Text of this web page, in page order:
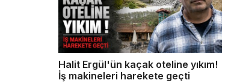
Halit Ergül'ün kaçak oteline yıkım!
İş makineleri harekete geçti